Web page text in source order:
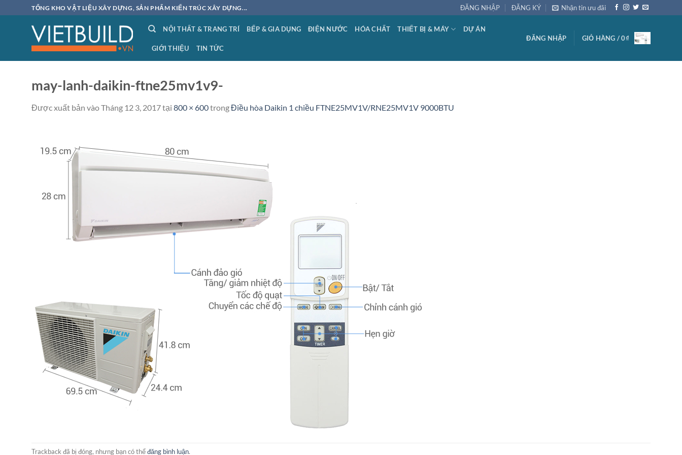
qua
TỔNG KHO VẬT LIỆU XÂY DỰNG, SẢN PHẨM KIẾN TRÚC XÂY DỰNG... ĐĂNG NHẬP ĐĂNG KÝ Nhận tin ưu đãi
NỘI THẤT & TRANG TRÍ BẾP & GIA DỤNG ĐIỆN NƯỚC HÓA CHẤT THIẾT BỊ & MÁY DỰ ÁN
GIỚI THIỆU TIN TỨC
ĐĂNG NHẬP GIỎ HÀNG /0₫
may-lanh-daikin-ftne25mv1v9-
Được xuất bản vàoTháng 12 3, 2017tại 800 × 600trongĐiều hòa Daikin 1 chiều FTNE25MV1V/RNE25MV1V 9000BTU
Trackback đã bị đóng, nhưng bạn có thểđăng bình luận.